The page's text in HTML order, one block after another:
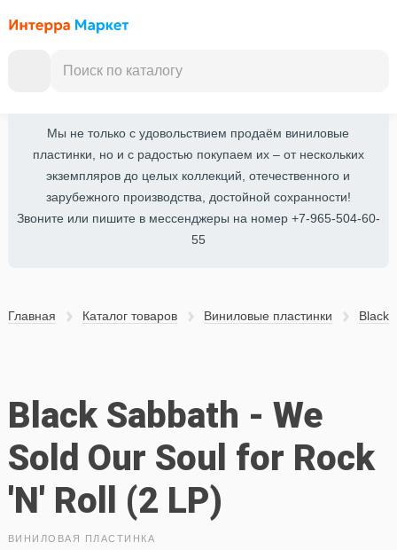
Мы не только с удовольствием продаём виниловые
пластинки, но и с радостью покупаем их – от нескольких
экземпляров до целых коллекций, отечественного и
зарубежного производства, достойной сохранности!
Звоните или пишите в мессенджеры на номер +7-965-504-60-
55
Главная Каталог товаров Виниловые пластинки Black
Black Sabbath - We
Sold Our Soul for Rock
'N' Roll (2 LP)
ВИНИЛОВАЯ ПЛАСТИНКА